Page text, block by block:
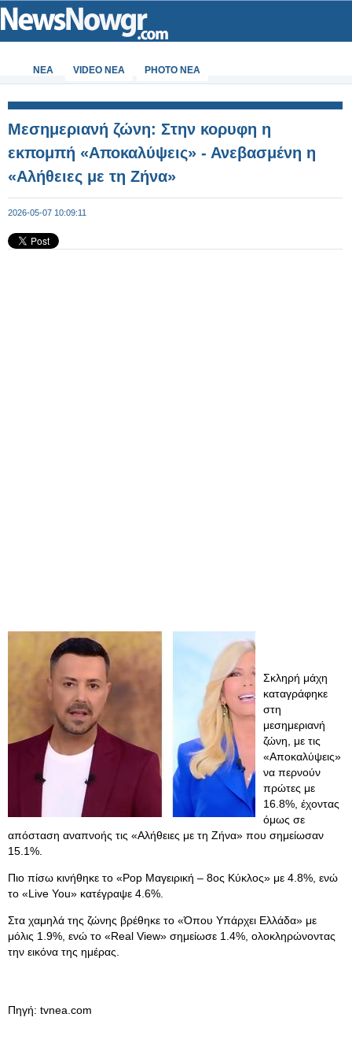
ΝΕΑ VIDEO NEA PHOTO NEA
Μεσημεριανή ζώνη: Στην κορυφη η
εκπομπή «Αποκαλύψεις» - Ανεβασμένη η
«Αλήθειες με τη Ζήνα»
2026-05-07 10:09:11
Σκληρή μάχη
καταγράφηκε
στη
μεσημεριανή
ζώνη, με τις
«Αποκαλύψεις»
να περνούν
πρώτες με
16.8%, έχοντας
όμως σε
απόσταση αναπνοής τις «Αλήθειες με τη Ζήνα» που σημείωσαν
15.1%.
Πιο πίσω κινήθηκε το «Pop Μαγειρική – 8ος Κύκλος» με 4.8%, ενώ
το «Live You» κατέγραψε 4.6%.
Στα χαμηλά της ζώνης βρέθηκε το «Όπου Υπάρχει Ελλάδα» με
μόλις 1.9%, ενώ το «Real View» σημείωσε 1.4%, ολοκληρώνοντας
την εικόνα της ημέρας.
Πηγή: tvnea.com